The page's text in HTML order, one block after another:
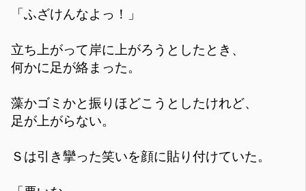
「ふざけんなよっ！」
立ち上がって岸に上がろうとしたとき、
何かに足が絡まった。
藻かゴミかと振りほどこうとしたけれど、
足が上がらない。
Ｓは引き攣った笑いを顔に貼り付けていた。